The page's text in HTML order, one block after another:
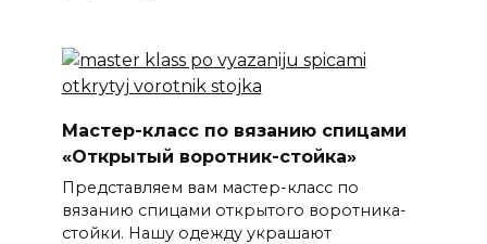
Мастер-класс по вязанию спицами
«Открытый воротник-стойка»
Представляем вам мастер-класс по
вязанию спицами открытого воротника-
стойки. Нашу одежду украшают